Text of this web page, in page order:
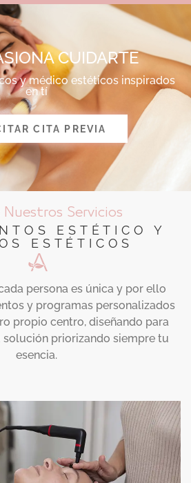
CUIDARTE
y médico estéticos inspirados
en tí
CITA PREVIA
Nuestros Servicios
ESTÉTICO Y
ESTÉTICOS
persona es única y por ello
y programas personalizados
propio centro, diseñando para
solución priorizando siempre tu
esencia.